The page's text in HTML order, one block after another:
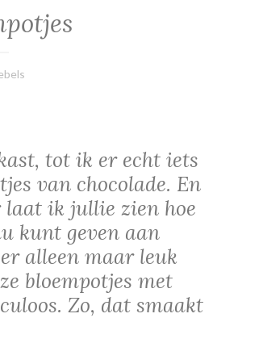
tot ik er echt iets
van chocolade. En
laat ik jullie zien hoe
kunt geven aan
alleen maar leuk
bloempotjes met
Zo, dat smaakt